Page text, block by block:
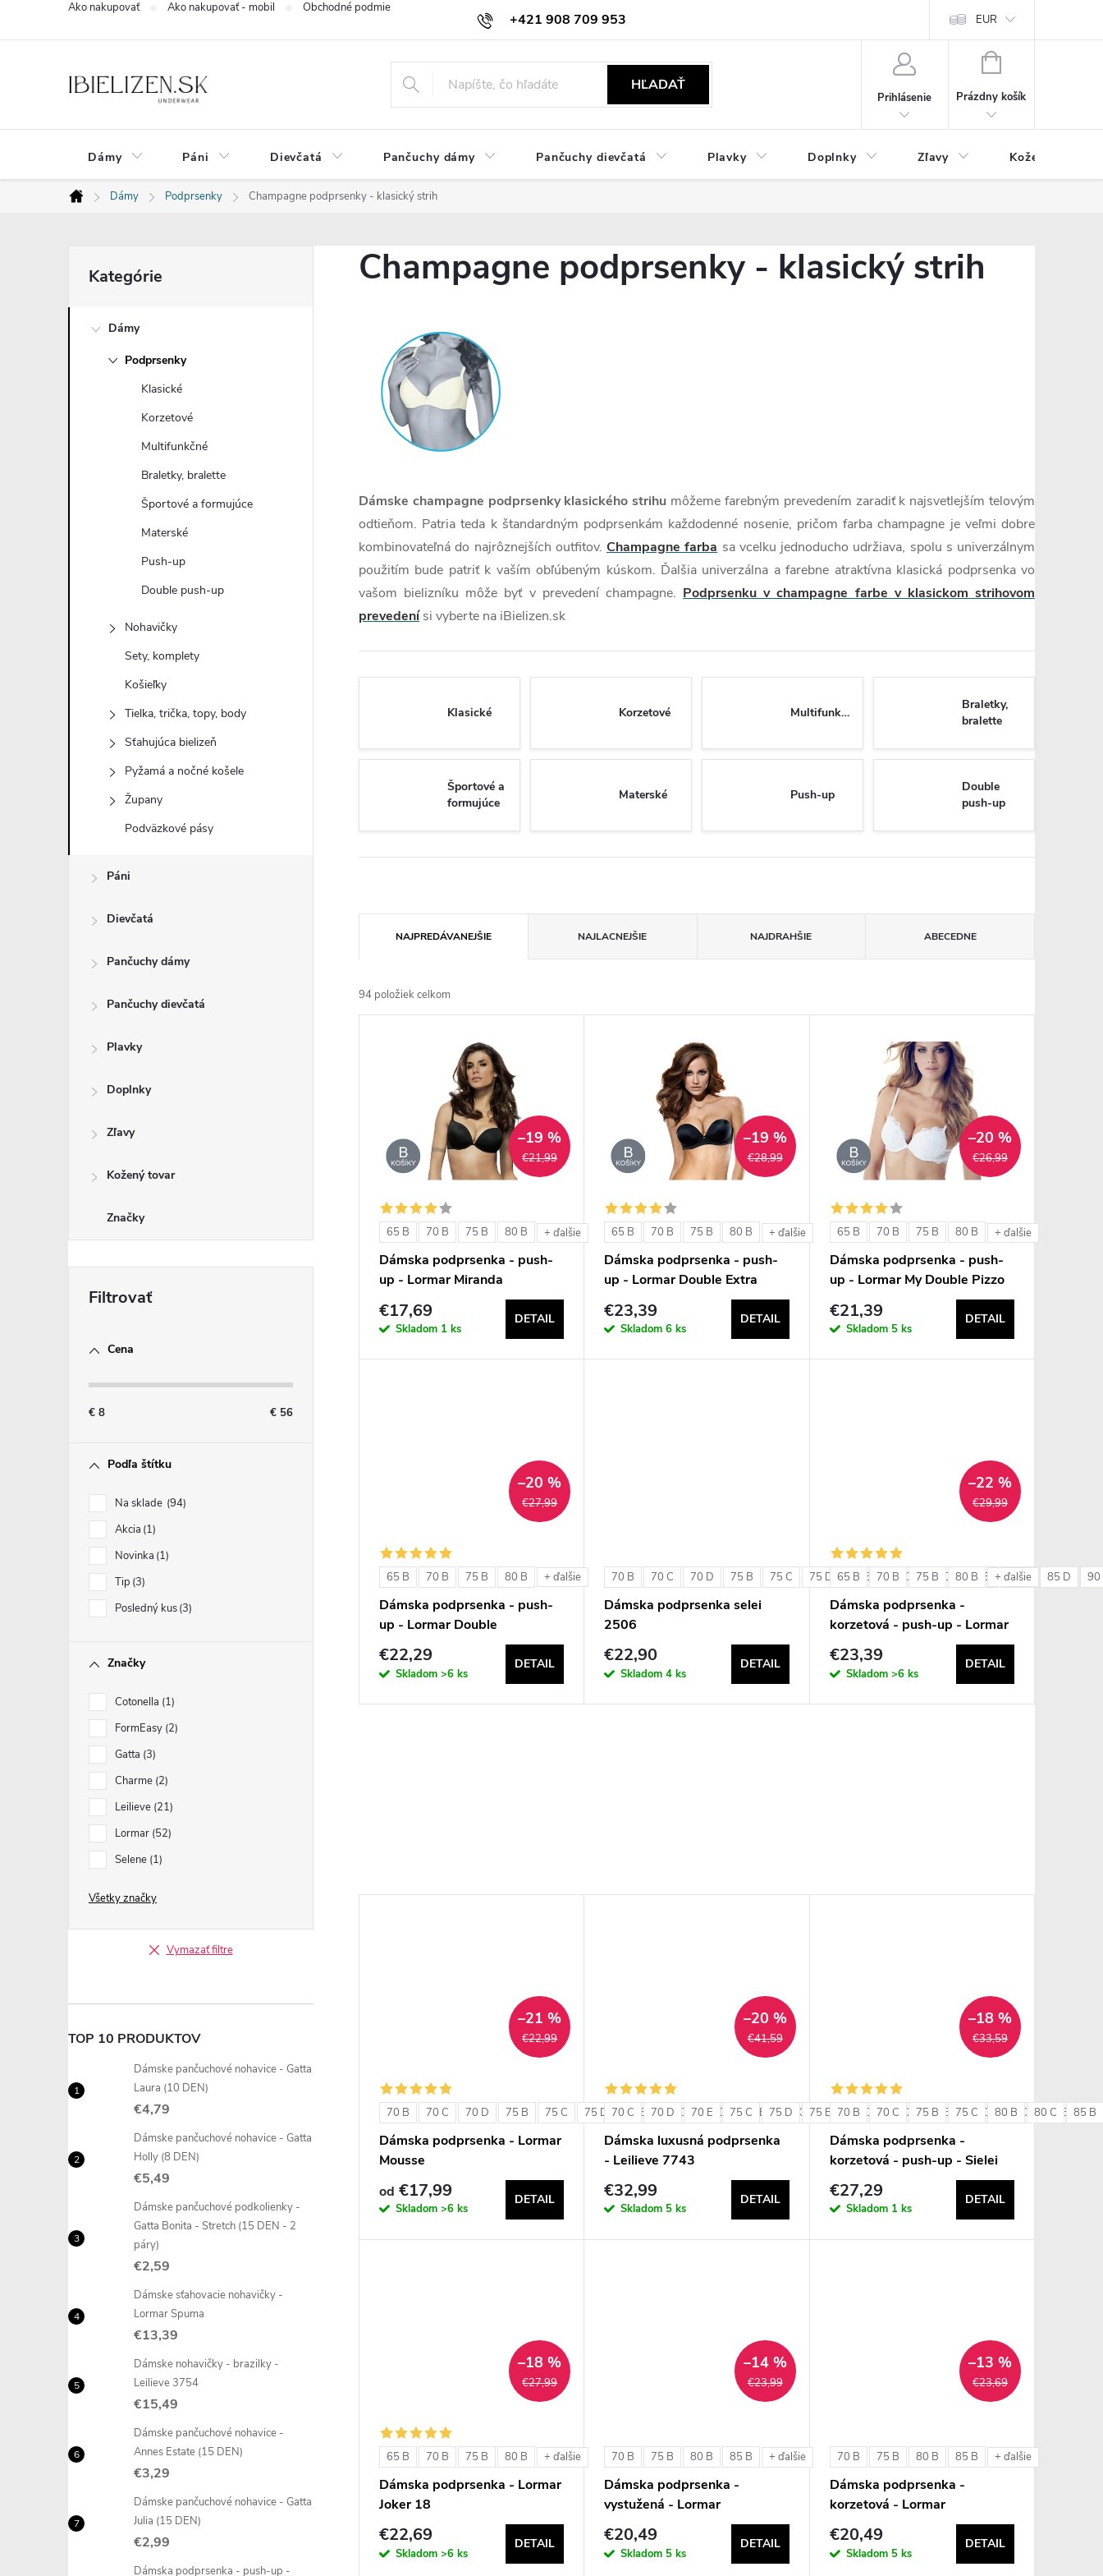
+421 908 709 953
objednavky@ibielizen.sk
Ako nakupovať Ako nakupovať - mobil Obchodné podmienky
EUR
HĽADAŤ
Prihlásenie
NÁKUPNÝ
Prázdny košík
Dámy Páni Dievčatá Pančuchy dámy Pančuchy dievčatá Plavky Doplnky Zľavy Kožený tovar
Domov
Dámy Podprsenky Champagne podprsenky - klasický strih
o
kategórie
Kategórie
Dámy
Podprsenky
Klasické
Korzetové
Multifunkčné
Braletky, bralette
Športové a formujúce
Materské
Push-up
Double push-up
Nohavičky
Sety, komplety
Košieľky
Tielka, trička, topy, body
Sťahujúca bielizeň
Pyžamá a nočné košele
Župany
Podväzkové pásy
Páni
Dievčatá
Pančuchy dámy
Pančuchy dievčatá
Plavky
Doplnky
Zľavy
Kožený tovar
Značky
Cena
€ 8 € 56
Podľa štítku
Na sklade 94
Akcia 1
Novinka 1
Tip 3
Posledný kus 3
Značky
Cotonella 1
FormEasy 2
Gatta 3
Charme 2
Leilieve 21
Lormar 52
Selene 1
Všetky značky
Vymazať filtre
TOP 10 PRODUKTOV
Dámske pančuchové nohavice - Gatta
Laura (10 DEN)
€4,79
Dámske pančuchové nohavice - Gatta
Holly (8 DEN)
€5,49
Dámske pančuchové podkolienky -
Gatta Bonita - Stretch (15 DEN - 2
páry)
€2,59
Dámske sťahovacie nohavičky -
Lormar Spuma
€13,39
Dámske nohavičky - brazilky -
Leilieve 3754
€15,49
Dámske pančuchové nohavice -
Annes Estate (15 DEN)
€3,29
Dámske pančuchové nohavice - Gatta
Julia (15 DEN)
€2,99
Dámska podprsenka - push-up -
Champagne podprsenky - klasický strih
Dámske champagne podprsenky klasického strihu môžeme farebným prevedením zaradiť k najsvetlejším telovým
odtieňom. Patria teda k štandardným podprsenkám každodenné nosenie, pričom farba champagne je veľmi dobre
kombinovateľná do najrôznejších outfitov. Champagne farba sa vcelku jednoducho udržiava, spolu s univerzálnym
použitím bude patriť k vaším obľúbeným kúskom. Ďalšia univerzálna a farebne atraktívna klasická podprsenka vo
vašom bielizníku môže byť v prevedení champagne. Podprsenku v champagne farbe v klasickom strihovom
prevedenísi vyberte na iBielizen.sk
Klasické Korzetové Multifunkčné
Braletky,
bralette
Športové a
formujúce
Materské Push-up
Double
push-up
a
d
NAJPREDÁVANEJŠIE NAJLACNEJŠIE NAJDRAHŠIE ABECEDNE
94 položiek celkom
d
€21,99
–19 %
65 B 70 B 75 B 80 B + ďalšie
Dámska podprsenka - push-
up - Lormar Miranda
€17,69
Skladom 1 ks
DETAIL
€28,99
–19 %
65 B 70 B 75 B 80 B + ďalšie
Dámska podprsenka - push-
up - Lormar Double Extra
€23,39
Skladom6 ks
DETAIL
€26,99
–20 %
65 B 70 B 75 B 80 B + ďalšie
Dámska podprsenka - push-
up - Lormar My Double Pizzo
€21,39
Skladom 5 ks
DETAIL
€27,99
–20 %
65 B 70 B 75 B 80 B + ďalšie
Dámska podprsenka - push-
up - Lormar Double
€22,29
Skladom >6 ks
DETAIL
70 B 70 C 70 D 75 B 75 C 75 D 80 B 80 C 80 D 85 B 85 C 85 D 90
Dámska podprsenka selei
2506
€22,90
Skladom4 ks
DETAIL
€29,99
–22 %
65 B 70 B 75 B 80 B + ďalšie
Dámska podprsenka -
korzetová - push-up - Lormar
Double Extra Pizzo
€23,39
Skladom >6 ks
DETAIL
€22,99
–21 %
70 B 70 C 70 D 75 B 75 C 75 D 80 B 80 C 80 D 85 B 85 C 85 D 90 B 90 C + ďalšie
Dámska podprsenka - Lormar
Mousse
od €17,99
Skladom >6 ks
DETAIL
€41,59
–20 %
70 C 70 D 70 E 75 C 75 D 75 E 80 C 80 D 80 E 85 C 85 D 85 E 90
Dámska luxusná podprsenka
- Leilieve 7743
€32,99
Skladom 5 ks
DETAIL
€33,59
–18 %
70 B 70 C 75 B 75 C 80 B 80 C 85 B
Dámska podprsenka -
korzetová - push-up - Sielei
1580
€27,29
Skladom 1 ks
DETAIL
€27,99
–18 %
65 B 70 B 75 B 80 B + ďalšie
Dámska podprsenka - Lormar
Joker 18
€22,69
Skladom >6 ks
DETAIL
€23,99
–14 %
70 B 75 B 80 B 85 B + ďalšie
Dámska podprsenka -
vystužená - Lormar
ExtraOrdinary Triangolo
€20,49
Skladom 5 ks
DETAIL
€23,69
–13 %
70 B 75 B 80 B 85 B + ďalšie
Dámska podprsenka -
korzetová - Lormar
ExtraOrdinary Fascia
€20,49
Skladom 5 ks
DETAIL